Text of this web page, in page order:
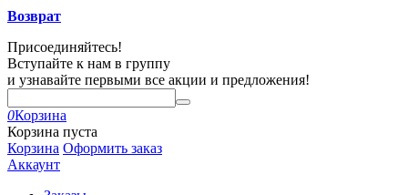
Возврат
Присоединяйтесь!
Вступайте к нам в группу
и узнавайте первыми все акции и предложения!
0Корзина
Корзина пуста
Корзина Оформить заказ
Аккаунт